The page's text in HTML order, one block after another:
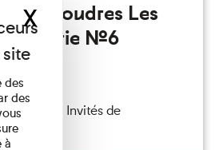
- Foudres Les
n°6
Les Invités de
...
des
des
à
XMasquer le